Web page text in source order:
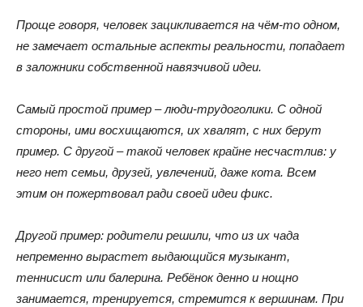
Проще говоря, человек зацикливается на чём-то одном,
не замечает остальные аспекты реальности, попадает
в заложники собственной навязчивой идеи.
Самый простой пример – люди-трудоголики. С одной
стороны, ими восхищаются, их хвалят, с них берут
пример. С другой – такой человек крайне несчастлив: у
него нет семьи, друзей, увлечений, даже кота. Всем
этим он пожертвовал ради своей идеи фикс.
Другой пример: родители решили, что из их чада
непременно вырастет выдающийся музыкант,
теннисист или балерина. Ребёнок денно и нощно
занимается, тренируется, стремится к вершинам. При